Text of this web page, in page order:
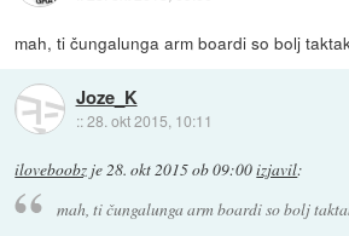
mah, ti čungalunga arm boardi so bolj
Joze_K
::28. okt 2015, 10:11
iloveboobz je 28. okt 2015 ob 09:00izjavil:
mah, ti čungalunga arm boardi so bolj